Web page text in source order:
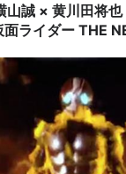
山誠 × 黄川田将
ライダー THE